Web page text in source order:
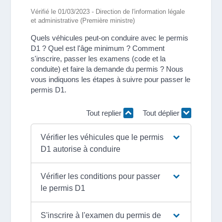
Vérifié le 01/03/2023 - Direction de l'information légale
et administrative (Première ministre)
Quels véhicules peut-on conduire avec le permis
D1 ? Quel est l'âge minimum ? Comment
s'inscrire, passer les examens (code et la
conduite) et faire la demande du permis ? Nous
vous indiquons les étapes à suivre pour passer le
permis D1.
Tout replier Tout déplier
Vérifier les véhicules que le permis
D1 autorise à conduire
Vérifier les conditions pour passer
le permis D1
S'inscrire à l'examen du permis de